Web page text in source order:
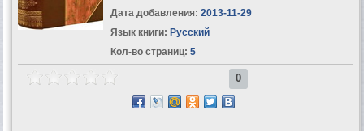
Дата добавления: 2013-11-29
Язык книги: Русский
Кол-во страниц: 5
0